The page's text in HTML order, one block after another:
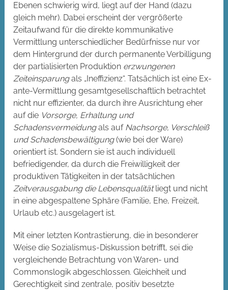
Ebenen schwierig wird, liegt auf der Hand (dazu
gleich mehr). Dabei erscheint der vergrößerte
Zeitaufwand für die direkte kommunikative
Vermittlung unterschiedlicher Bedürfnisse nur vor
dem Hintergrund der durch permanente Verbilligung
der partialisierten Produktion erzwungenen
Zeiteinsparungals „Ineffizienz“. Tatsächlich ist eine Ex-
ante-Vermittlung gesamtgesellschaftlich betrachtet
nicht nur effizienter, da durch ihre Ausrichtung eher
auf die Vorsorge, Erhaltung und
Schadensvermeidungals auf Nachsorge, Verschleiß
und Schadensbewältigung(wie bei der Ware)
orientiert ist. Sondern sie ist auch individuell
befriedigender, da durch die Freiwilligkeit der
produktiven Tätigkeiten in der tatsächlichen
Zeitverausgabung die Lebensqualitätliegt und nicht
in eine abgespaltene Sphäre (Familie, Ehe, Freizeit,
Urlaub etc.) ausgelagert ist.
Mit einer letzten Kontrastierung, die in besonderer
Weise die Sozialismus-Diskussion betrifft, sei die
vergleichende Betrachtung von Waren- und
Commonslogik abgeschlossen. Gleichheit und
Gerechtigkeit sind zentrale, positiv besetzte